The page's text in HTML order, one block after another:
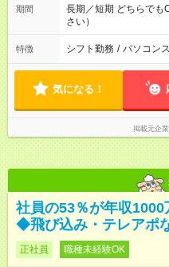
期間
長期／短期 どちらでも
さい）
特徴 シフト勤務 / パソコン
気になる！
掲載元企
社員の53％が年収
◆飛び込み・テレアポ
正社員 職種未経験OK